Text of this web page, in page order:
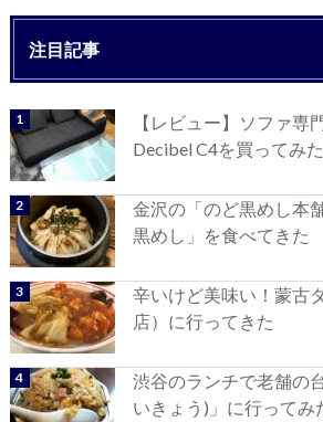
注目記事
【レビュー】ソファ専
Decibel C4を買ってみた
金沢の「のど黒めし本
黒めし」を食べてきた
辛いけど美味い！蒙古
店）に行ってきた
渋谷のランチで老舗の
いきょう)」に行ってみ